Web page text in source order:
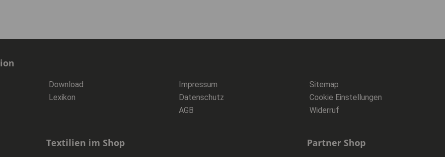
Download
Lexikon
Impressum
Datenschutz
AGB
Sitemap
Cookie Einstellungen
Widerruf
Textilien im Shop Partner Shop